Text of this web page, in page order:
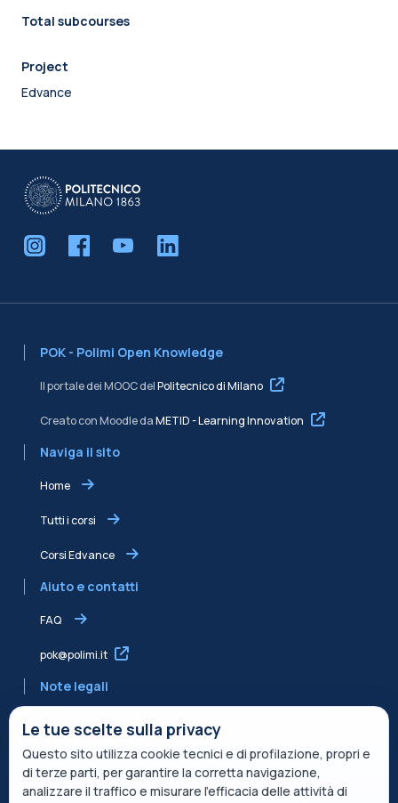
Total subcourses
Project
Edvance
POK - Polimi Open Knowledge
Il portale dei MOOC delPolitecnico di Milano
Creato con Moodle daMETID - Learning Innovation
Naviga il sito
Home
Tutti i corsi
Corsi Edvance
Aiuto e contatti
FAQ
pok@polimi.it
Note legali
Informativa condivisa Edvance per il trattamento dei dati
Termini di servizio
Le tue scelte sulla privacy
Questo sito utilizza cookie tecnici e di profilazione, propri e
di terze parti, per garantire la corretta navigazione,
analizzare il traffico e misurare l’efficacia delle attività di